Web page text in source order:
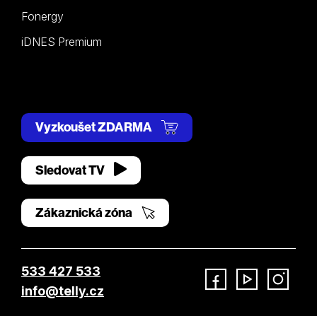
Fonergy
iDNES Premium
Vyzkoušet ZDARMA
Sledovat TV
Zákaznická zóna
533 427 533
info@telly.cz